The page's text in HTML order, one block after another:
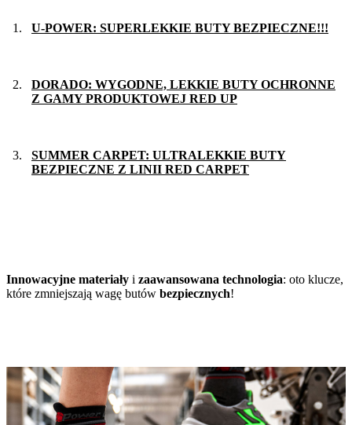
U-POWER: SUPERLEKKIE BUTY BEZPIECZNE!!!
DORADO: WYGODNE, LEKKIE BUTY OCHRONNE
Z GAMY PRODUKTOWEJ RED UP
SUMMER CARPET: ULTRALEKKIE BUTY
BEZPIECZNE Z LINII RED CARPET
Innowacyjne materiały i zaawansowana technologia: oto klucze,
które zmniejszają wagę butów bezpiecznych!